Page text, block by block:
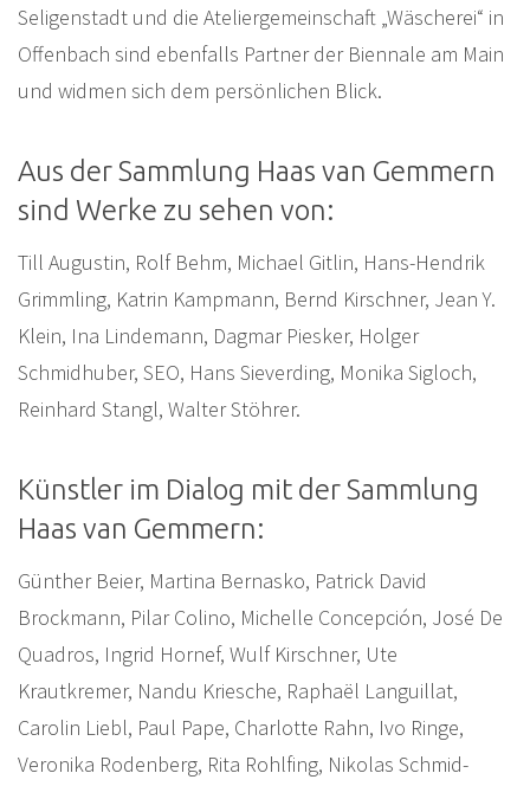
Seligenstadt und die Ateliergemeinschaft „Wäscherei“ in
Offenbach sind ebenfalls Partner der Biennale am Main
und widmen sich dem persönlichen Blick.
Aus der Sammlung Haas van Gemmern
sind Werke zu sehen von:
Till Augustin, Rolf Behm, Michael Gitlin, Hans-Hendrik
Grimmling, Katrin Kampmann, Bernd Kirschner, Jean Y.
Klein, Ina Lindemann, Dagmar Piesker, Holger
Schmidhuber, SEO, Hans Sieverding, Monika Sigloch,
Reinhard Stangl, Walter Stöhrer.
Künstler im Dialog mit der Sammlung
Haas van Gemmern:
Günther Beier, Martina Bernasko, Patrick David
Brockmann, Pilar Colino, Michelle Concepción, José De
Quadros, Ingrid Hornef, Wulf Kirschner, Ute
Krautkremer, Nandu Kriesche, Raphaël Languillat,
Carolin Liebl, Paul Pape, Charlotte Rahn, Ivo Ringe,
Veronika Rodenberg, Rita Rohlfing, Nikolas Schmid-